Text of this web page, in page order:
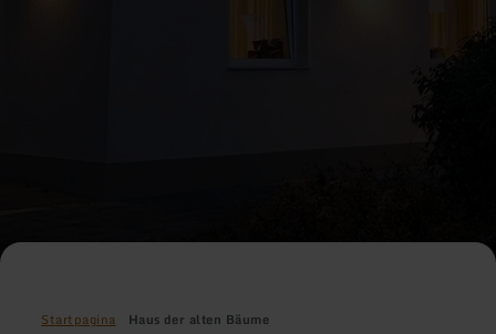
Startpagina Haus der alten Bäume